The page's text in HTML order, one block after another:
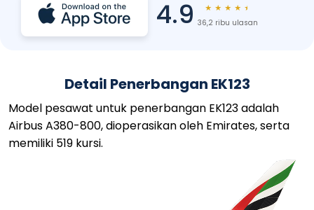
4.9 ★ ★ ★ ★ ★
36,2 ribu ulasan
Detail Penerbangan EK123
Model pesawat untuk penerbangan EK123 adalah
Airbus A380-800, dioperasikan oleh Emirates, serta
memiliki 519 kursi.